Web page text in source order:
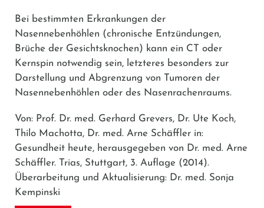
Bei bestimmten Erkrankungen der
Nasennebenhöhlen (chronische Entzündungen,
Brüche der Gesichtsknochen) kann ein CT oder
Kernspin notwendig sein, letzteres besonders zur
Darstellung und Abgrenzung von Tumoren der
Nasennebenhöhlen oder des Nasenrachenraums.
Von: Prof. Dr. med. Gerhard Grevers, Dr. Ute Koch,
Thilo Machotta, Dr. med. Arne Schäffler in:
Gesundheit heute, herausgegeben von Dr. med. Arne
Schäffler. Trias, Stuttgart, 3. Auflage (2014).
Überarbeitung und Aktualisierung: Dr. med. Sonja
Kempinski